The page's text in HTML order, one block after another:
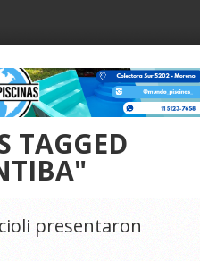
TAGGED
presentaron